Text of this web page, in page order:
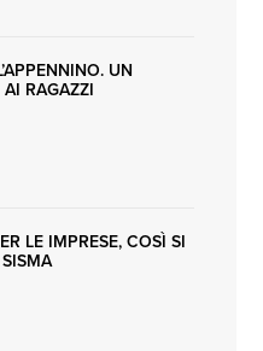
UN
RAGAZZI
LE IMPRESE, COSÌ SI